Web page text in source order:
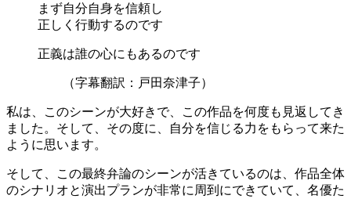
まず自分自身を信頼し
正しく行動するのです
正義は誰の心にもあるのです
（字幕翻訳：戸田奈津子）
私は、このシーンが大好きで、この作品を何度も見返してき
ました。そして、その度に、自分を信じる力をもらって来た
ように思います。
そして、この最終弁論のシーンが活きているのは、作品全体
のシナリオと演出プランが非常に周到にできていて、名優た